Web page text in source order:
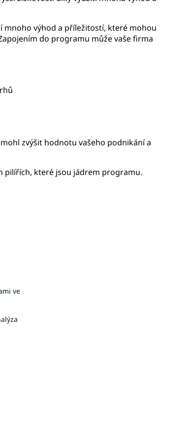
mnoho výhod a příležitostí, které mohou
do programu může vaše firma
zvýšit hodnotu vašeho podnikání a
pilířích, které jsou jádrem programu.
ve